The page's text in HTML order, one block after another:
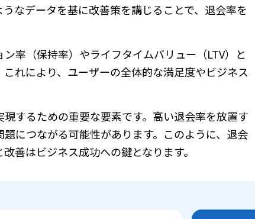
なデータを基に改善策を講じることで、退会率を
率（保持率）やライフタイムバリュー（LTV）と
れにより、ユーザーの全体的な満足度やビジネス
するための重要な要素です。高い退会率を放置す
につながる可能性があります。このように、退会
善はビジネス成功への鍵となります。